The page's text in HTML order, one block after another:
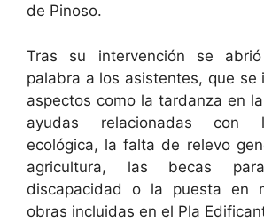
de Pinoso.
Tras su intervención se
palabra a los asistentes, que se
aspectos como la tardanza en
ayudas relacionadas con
ecológica, la falta de relevo
agricultura, las becas
discapacidad o la puesta en
obras incluidas en el Pla